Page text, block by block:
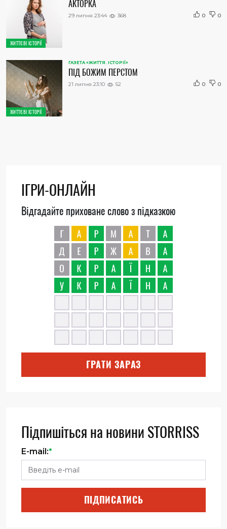
ЖИТТЄВІ ІСТОРІЇ
АКТОРКА
29 липня 23:44 368 0 0
ЖИТТЄВІ ІСТОРІЇ
ГАЗЕТА «ЖИТТЯ. ІСТОРІЇ»
ПІД БОЖИМ ПЕРСТОМ
21 липня 23:10 52 0 0
ІГРИ-ОНЛАЙН
Відгадайте приховане слово з підказкою
ГРАТИ ЗАРАЗ
Підпишіться на новини STORRISS
E-mail:*
ПІДПИСАТИСЬ